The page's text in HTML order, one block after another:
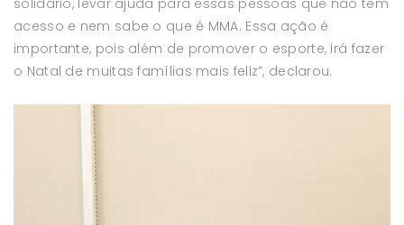
acesso e nem sabe o que é MMA. Essa ação é
importante, pois além de promover o esporte, irá fazer
o Natal de muitas famílias mais feliz”, declarou.